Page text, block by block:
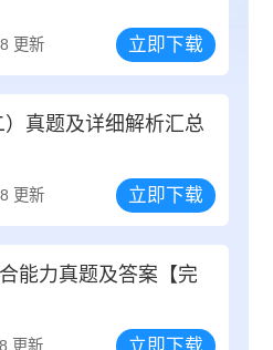
更新 立即下载
真题及详细解析汇总
更新 立即下载
能力真题及答案【完
更新